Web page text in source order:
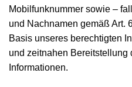
Mobilfunknummer sowie –
und Nachnamen gemäß Art.
Basis unseres berechtigten
und zeitnahen Bereitstellung
Informationen.